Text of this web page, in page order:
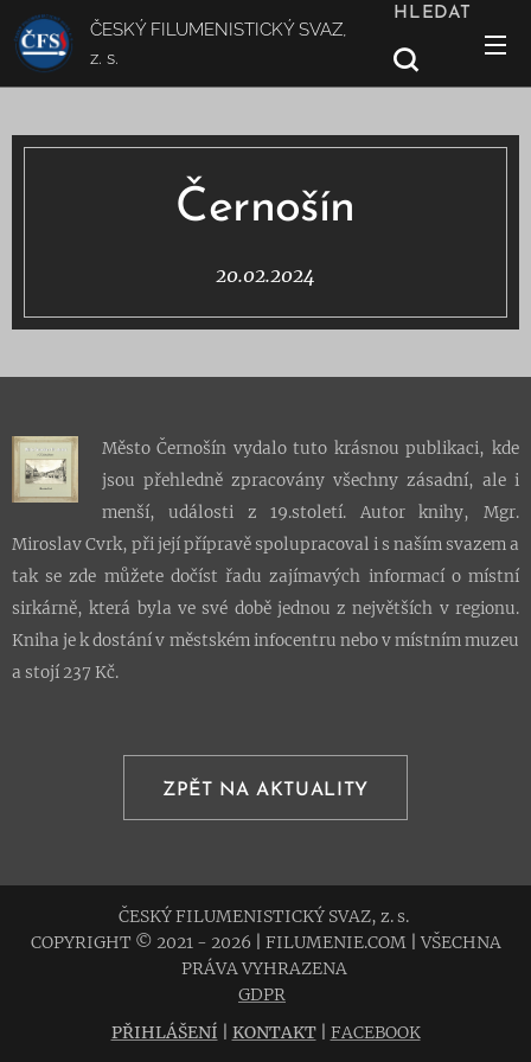
ČESKÝ FILUMENISTICKÝ SVAZ,
z. s.
HLEDAT
Černošín
20.02.2024
Město Černošín vydalo tuto krásnou publikaci, kde
jsou přehledně zpracovány všechny zásadní, ale i
menší, události z 19.století. Autor knihy, Mgr.
Miroslav Cvrk, při její přípravě spolupracoval i s naším svazem a
tak se zde můžete dočíst řadu zajímavých informací o místní
sirkárně, která byla ve své době jednou z největších v regionu.
Kniha je k dostání v městském infocentru nebo v místním muzeu
a stojí 237 Kč.
ZPĚT NA AKTUALITY
ČESKÝ FILUMENISTICKÝ SVAZ, z. s.
COPYRIGHT © 2021 - 2026
FILUMENIE.COM
VŠECHNA
PRÁVA VYHRAZENA
GDPR
PŘIHLÁŠENÍ
KONTAKT FACEBOOK